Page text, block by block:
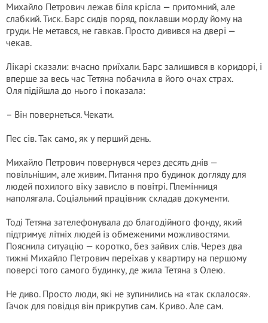
Михайло Петрович лежав біля крісла — притомний, але
слабкий. Тиск. Барс сидів поряд, поклавши морду йому на
груди. Не метався, не гавкав. Просто дивився на двері —
чекав.
Лікарі сказали: вчасно приїхали. Барс залишився в коридорі, і
вперше за весь час Тетяна побачила в його очах страх.
Оля підійшла до нього і показала:
– Він повернеться. Чекати.
Пес сів. Так само, як у перший день.
Михайло Петрович повернувся через десять днів —
повільнішим, але живим. Питання про будинок догляду для
людей похилого віку зависло в повітрі. Племінниця
наполягала. Соціальний працівник складав документи.
Тоді Тетяна зателефонувала до благодійного фонду, який
підтримує літніх людей із обмеженими можливостями.
Пояснила ситуацію — коротко, без зайвих слів. Через два
тижні Михайло Петрович переїхав у квартиру на першому
поверсі того самого будинку, де жила Тетяна з Олею.
Не диво. Просто люди, які не зупинились на «так склалося».
Гачок для повідця він прикрутив сам. Криво. Але сам.